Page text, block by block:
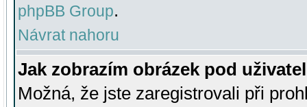
phpBB Group.
Návrat nahoru
Jak zobrazím obrázek pod
Možná, že jste zaregistrovali při